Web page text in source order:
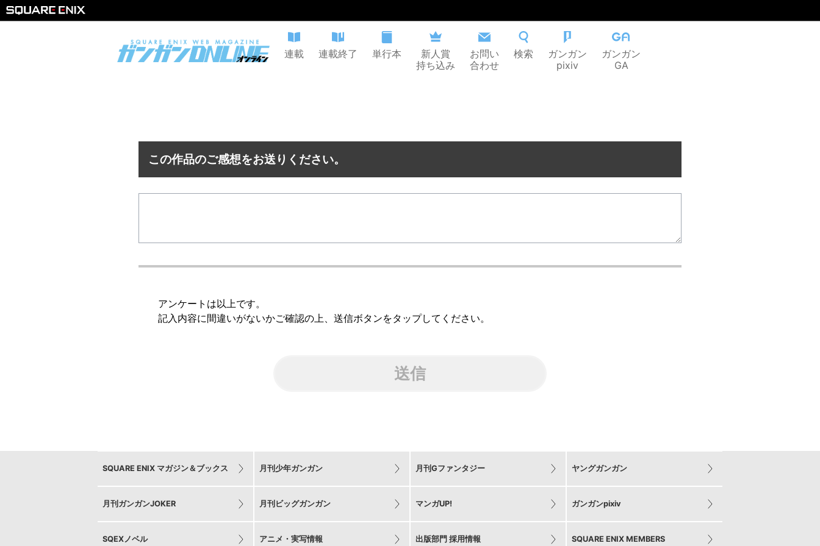
連載 連載終了 単行本
新人賞
持ち込み
お問い
合わせ
検索
ガンガン
pixiv
ガンガン
GA
この作品のご感想をお送りください。
アンケートは以上です。
記入内容に間違いがないかご確認の上、送信ボタンをタップしてください。
送信
SQUARE ENIX マガジン＆ブックス 月刊少年ガンガン 月刊Gファンタジー ヤングガンガン
月刊ガンガンJOKER 月刊ビッグガンガン マンガUP! ガンガンpixiv
SQEXノベル アニメ・実写情報 出版部門 採用情報 SQUARE ENIX MEMBERS